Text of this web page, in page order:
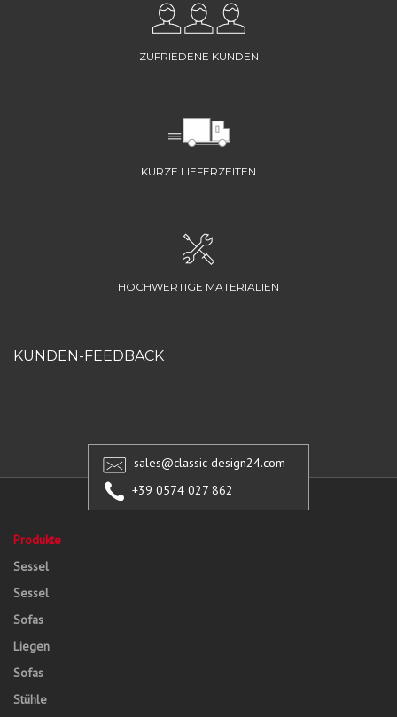
ZUFRIEDENE KUNDEN
KURZE LIEFERZEITEN
HOCHWERTIGE MATERIALIEN
KUNDEN-FEEDBACK
sales@classic-design24.com
+39 0574 027 862
Produkte
Sessel
Sessel
Sofas
Liegen
Sofas
Stühle